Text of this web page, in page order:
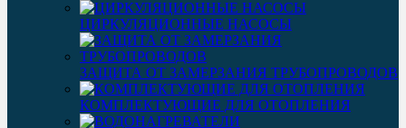
ЦИРКУЛЯЦИОННЫЕ НАСОСЫ
ЗАЩИТА ОТ ЗАМЕРЗАНИЯ ТРУБОПРОВОДОВ
КОМПЛЕКТУЮЩИЕ ДЛЯ ОТОПЛЕНИЯ